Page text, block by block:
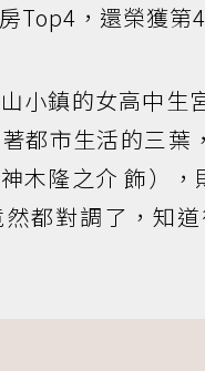
Top4，還榮獲第
小鎮的女高中生
都市生活的三葉
木隆之介 飾）
都對調了，知